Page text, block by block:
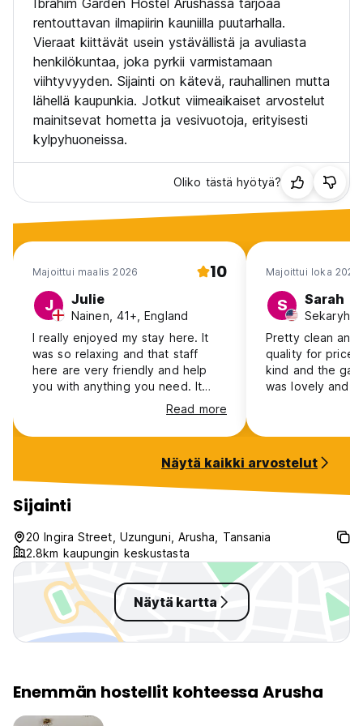
Payment upon arrival by cash.
Taxes included.
Breakfast included.
No curfew.
Ibrahim Garden Hostel Arushassa tarjoaa
rentouttavan ilmapiirin kauniilla puutarhalla.
Vieraat kiittävät usein ystävällistä ja avuliasta
henkilökuntaa, joka pyrkii varmistamaan
viihtyvyyden. Sijainti on kätevä, rauhallinen mutta
lähellä kaupunkia. Jotkut viimeaikaiset arvostelut
mainitsevat hometta ja vesivuotoja, erityisesti
kylpyhuoneissa.
Oliko tästä hyötyä?
Majoittui maalis 2026 10
J Julie
Nainen, 41+, England
I really enjoyed my stay here. It
was so relaxing and that staff
here are very friendly and help
you with anything you need. It
was lovely sitting outside listening
to nature and being surrounded
by trees and plants. I will be
to Nairobi. Thank you for making
me feel welcome.
Read more
Majoittui loka 2025
S Sarah
Pretty clean
quality for price.
kind and the
was lovely and
that the toilets
to. Also there
Näytä kaikki arvostelut
Sijainti
20 Ingira Street, Uzunguni, Arusha, Tansania
2.8km kaupungin keskustasta
Näytä kartta
Enemmän hostellit kohteessa Arusha